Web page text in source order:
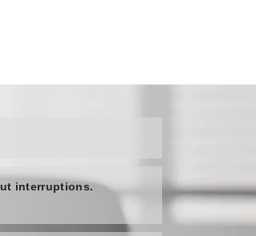
interruptions.